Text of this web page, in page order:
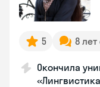
5 8
Окончила